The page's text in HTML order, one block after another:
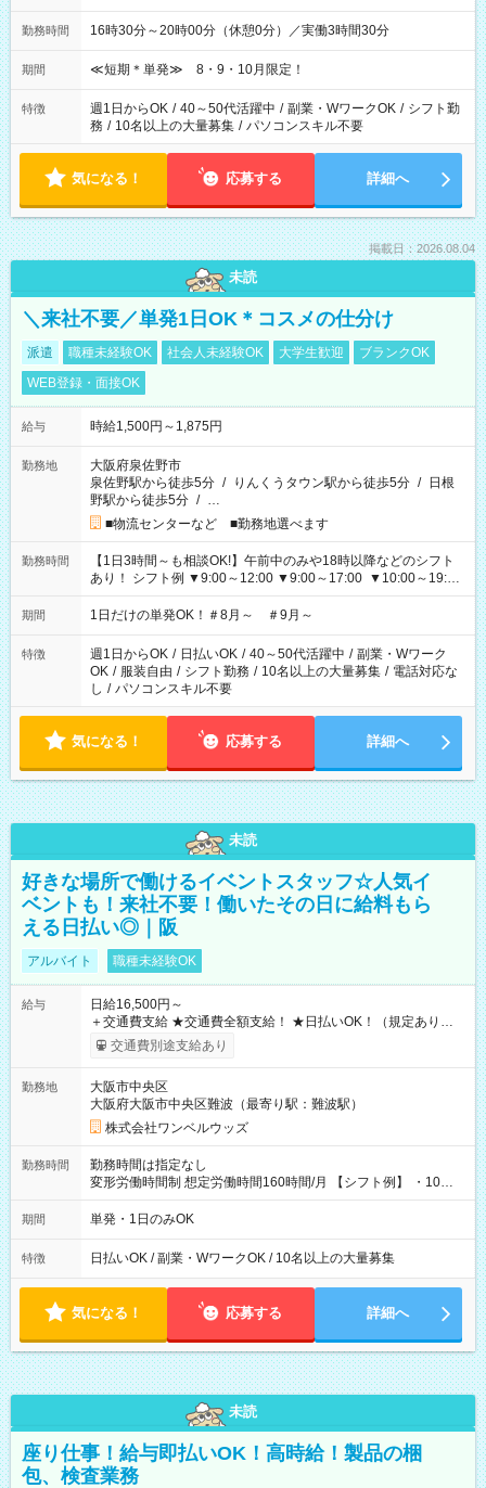
勤務時間 16時30分～20時00分（休憩0分）／実働3時間30分
期間 ≪短期＊単発≫ 8・9・10月限定！
特徴 週1日からOK / 40～50代活躍中 / 副業・WワークOK / シフト勤
務 / 10名以上の大量募集 / パソコンスキル不要
気になる！ 応募する 詳細へ
掲載日：2026.08.04
未読
＼来社不要／単発1日OK＊コスメの仕分け
派遣 職種未経験OK 社会人未経験OK 大学生歓迎
ブランクOK
WEB登録・面接OK
給与 時給1,500円～1,875円
勤務地
大阪府泉佐野市
泉佐野駅から徒歩5分 / りんくうタウン駅から徒歩5分 / 日根
野駅から徒歩5分 / …
■物流センターなど ■勤務地選べます
勤務時間
【1日3時間～も相談OK!】午前中のみや18時以降などのシフト
あり！ シフト例 ▼9:00～12:00 ▼9:00～17:00 ▼10:00～19:00
▼18:00～21:00
期間 1日だけの単発OK！＃8月～ ＃9月～
特徴 週1日からOK / 日払いOK / 40～50代活躍中 / 副業・Wワーク
OK / 服装自由 / シフト勤務 / 10名以上の大量募集 / 電話対応な
し / パソコンスキル不要
気になる！ 応募する 詳細へ
未読
好きな場所で働けるイベントスタッフ☆人気イ
ベントも！来社不要！働いたその日に給料もら
える日払い◎｜阪
アルバイト 職種未経験OK
給与
日給16,500円～
＋交通費支給 ★交通費全額支給！ ★日払いOK！（規定あり） ┗
働いたその日に現金GET♪ お仕事後はコンビニATMから 日払
交通費別途支給あり
勤務地
大阪市中央区
大阪府大阪市中央区難波（最寄り駅：難波駅）
株式会社ワンベルウッズ
勤務時間
勤務時間は指定なし
変形労働時間制 想定労働時間160時間/月 【シフト例】 ・10：
00～20：00
期間 単発・1日のみOK
特徴 日払いOK / 副業・WワークOK / 10名以上の大量募集
気になる！ 応募する 詳細へ
未読
座り仕事！給与即払いOK！高時給！製品の梱
包、検査業務